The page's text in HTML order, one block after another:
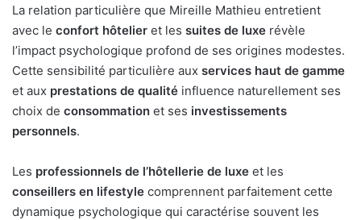
La relation particulière que Mireille Mathieu entretient
avec le confort hôtelier et les suites de luxe révèle
l’impact psychologique profond de ses origines modestes.
Cette sensibilité particulière aux services haut de gamme
et aux prestations de qualité influence naturellement ses
choix de consommation et ses investissements
personnels.
Les professionnels de l’hôtellerie de luxe et les
conseillers en lifestyle comprennent parfaitement cette
dynamique psychologique qui caractérise souvent les